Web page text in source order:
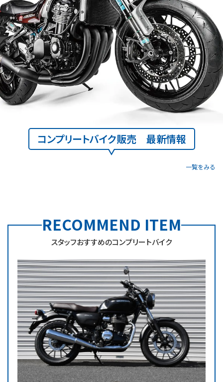
コンプリートバイク販売 最新情報
一覧をみる
RECOMMEND ITEM
スタッフおすすめのコンプリートバイク